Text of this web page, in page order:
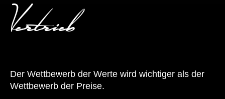
Vertrieb
Der Wettbewerb der Werte wird wichtiger als der
Wettbewerb der Preise.